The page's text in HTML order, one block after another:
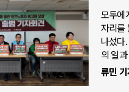
모두에
자리를
나섰다
의 일
류민